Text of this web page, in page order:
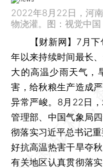
2022年8月22日，河
物浇灌。图：视觉中国
【财新网】 7月下
年以来持续时间最长
大的高温少雨天气，
害，给秋粮生产造成
异常严峻。8月22日
管理部、中国气象局
彻落实习近平总书记
好抗高温热害干旱夺
有关地区认真贯彻落